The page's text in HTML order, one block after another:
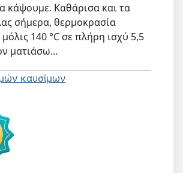
κάψουμε. Καθάρισα και τα
σήμερα, θερμοκρασία
140 °C σε πλήρη ισχύ 5,5
ματιάσω...
καυσίμων